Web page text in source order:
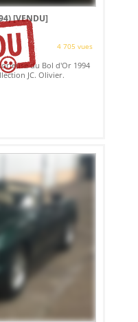
[VENDU]
4 705 vues
du Bol d'Or 1994
JC. Olivier.